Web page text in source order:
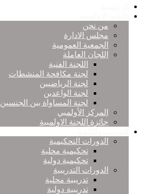
من نحن
مجلس الادارة
الجمعية العمومية
اللجان العاملة
اللجنة الفنية
لجنة مكافحة المنشطات
لجنة الرياضيين
لجنة الواعدين
لجنة المساواة بين الجنسين
المركز الأولمبي
جائزة اللجنة الاولمبية
الدورات التحكيمية
تحكيمية محلية
تحكيمية دولية
الدورات التدريبية
تدريبية محلية
تدريبية دولية